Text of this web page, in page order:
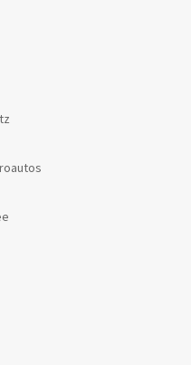
ein
mit Wanne und
eigenem Bad mit
im Vorraum eines
vorhanden.
allerdings ist der